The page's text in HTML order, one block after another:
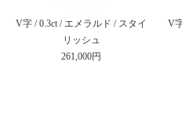
V字 / 0.3ct / エメラルド / スタイ
リッシュ
261,000円
V